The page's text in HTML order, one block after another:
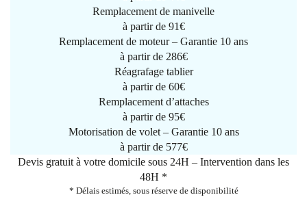
Remplacement de manivelle
à partir de 91€
Remplacement de moteur – Garantie 10 ans
à partir de 286€
Réagrafage tablier
à partir de 60€
Remplacement d’attaches
à partir de 95€
Motorisation de volet – Garantie 10 ans
à partir de 577€
Devis gratuit à votre domicile sous 24H – Intervention dans les
48H *
* Délais estimés, sous réserve de disponibilité